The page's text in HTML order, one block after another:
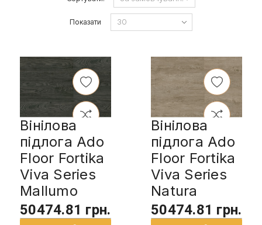
Показати
Вінілова
підлога Ado
Floor Fortika
Viva Series
Mallumo
50474.81 грн.
Вінілова
підлога Ado
Floor Fortika
Viva Series
Natura
50474.81 грн.